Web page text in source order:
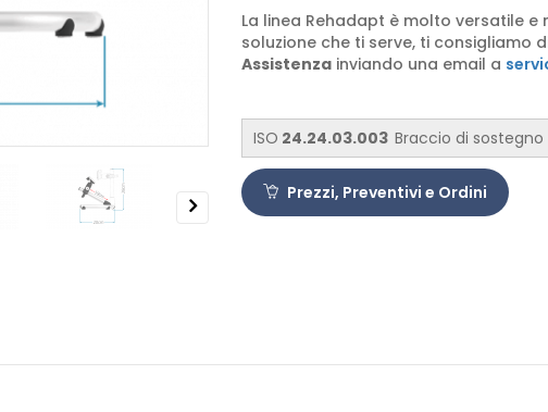
La linea Rehadapt è molto versatile
soluzione che ti serve, ti
Assistenza inviando una email a
ISO 24.24.03.003Braccio di
Prezzi, Preventivi e Ordini